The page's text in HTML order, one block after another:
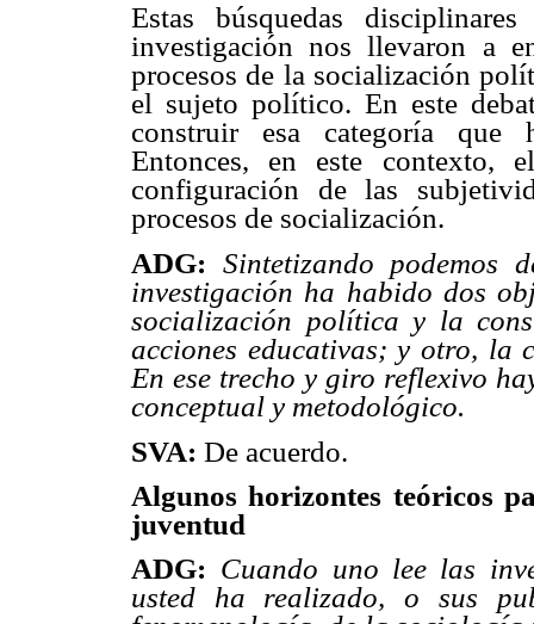
Estas búsquedas
investigación nos llevaron a
procesos de la socialización
el sujeto político. En este
construir esa categoría que
Entonces, en este
configuración de las
procesos de socialización.
ADG: Sintetizando
investigación ha habido dos
socialización política y la
acciones educativas; y otro, la
En ese trecho y giro reflexivo
conceptual y metodológico.
SVA: De acuerdo.
Algunos horizontes teóricos
juventud
ADG: Cuando uno lee las
usted ha realizado, o sus